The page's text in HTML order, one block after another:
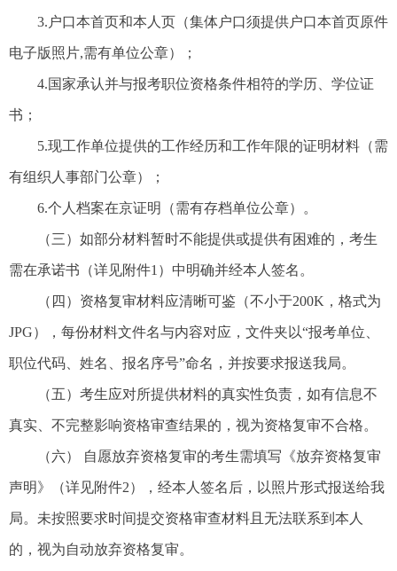
3.户口本首页和本人页（集体户口须提供户口本首页原件
电子版照片,需有单位公章）；
4.国家承认并与报考职位资格条件相符的学历、学位证
书；
5.现工作单位提供的工作经历和工作年限的证明材料（需
有组织人事部门公章）；
6.个人档案在京证明（需有存档单位公章）。
（三）如部分材料暂时不能提供或提供有困难的，考生
需在承诺书（详见附件1）中明确并经本人签名。
（四）资格复审材料应清晰可鉴（不小于200K，格式为
JPG），每份材料文件名与内容对应，文件夹以“报考单位、
职位代码、姓名、报名序号”命名，并按要求报送我局。
（五）考生应对所提供材料的真实性负责，如有信息不
真实、不完整影响资格审查结果的，视为资格复审不合格。
（六） 自愿放弃资格复审的考生需填写《放弃资格复审
声明》（详见附件2），经本人签名后，以照片形式报送给我
局。未按照要求时间提交资格审查材料且无法联系到本人
的，视为自动放弃资格复审。